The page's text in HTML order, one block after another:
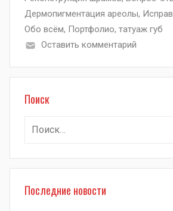
Дермопигментация ареолы,
Обо всём, Портфолио, татуаж губ
Оставить комментарий
Поиск
Найти:
Последние новости